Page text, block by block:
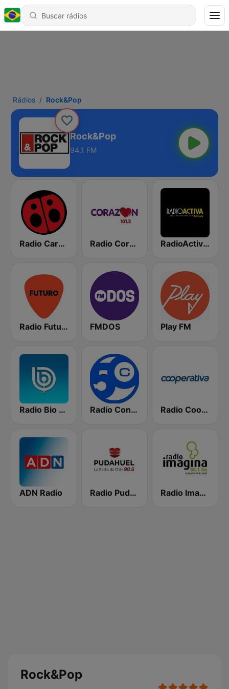
Rádios Rock&Pop
Rock&Pop
94.1 FM
Radio Carolina Radio Corazón FM RadioActiva 92.5
Radio Futuro FM FMDOS Play FM
Radio Bio Bio Santiago Radio Concierto Radio Cooperativa
ADN Radio Radio Pudahuel Radio Imagina
Rock&Pop